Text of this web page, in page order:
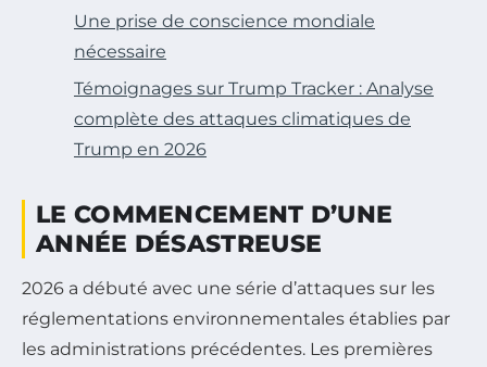
Une prise de conscience mondiale
nécessaire
Témoignages sur Trump Tracker : Analyse
complète des attaques climatiques de
Trump en 2026
LE COMMENCEMENT D’UNE
ANNÉE DÉSASTREUSE
2026 a débuté avec une série d’attaques sur les
réglementations environnementales établies par
les administrations précédentes. Les premières